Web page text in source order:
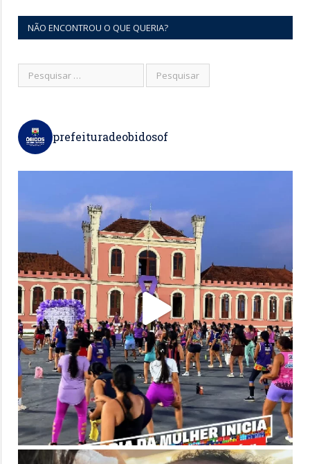
NÃO ENCONTROU O QUE QUERIA?
prefeituradeobidosof